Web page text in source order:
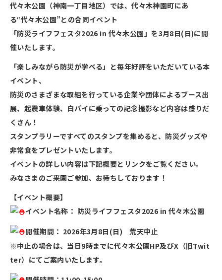
代々木公園（神南一丁目地区）では、代々木神園町にあ
る‟代々木公園”との合同イベント
「防災ライフフェスタ2026 in 代々木公園」を3月8日(日)に開
催いたします。
「楽しみながら防災が学べる」と毎年好評をいただいている本
イベント、
防災のさまざまな取組を行っている企業や団体によるブース出
展、起震車体験、白バイに乗っての記念撮影など内容は盛りだ
くさん！
スタンプラリーですべてのスタンプを集めると、防災グッズや
非常食をプレゼントいたします。
イベントの詳しい内容は下記概要とリンクをご覧ください。
みなさまのご来園ご参加、お待ちしております！
【イベント概要】
イベント名称： 防災ライフフェスタ2026 in 代々木公園
開催期間： 2026年3月8日(日) 荒天中止
※中止の場合は、当日9時までに代々木公園HP及びX（旧Twit
ter）にてご案内いたします。